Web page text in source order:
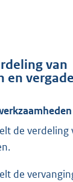
van
en
de verdeling
de